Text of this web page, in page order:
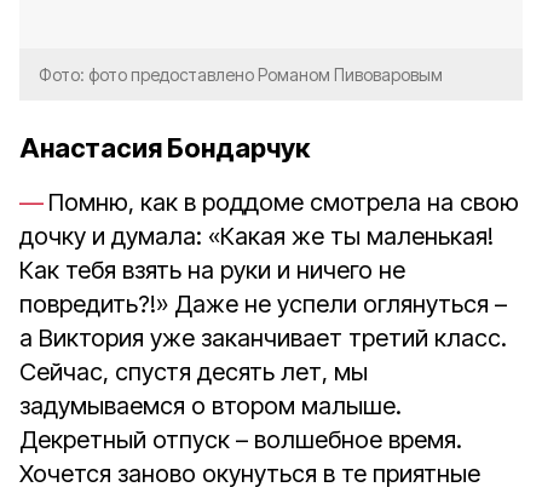
Фото: фото предоставлено Романом Пивоваровым
Анастасия Бондарчук
Помню, как в роддоме смотрела на свою
дочку и думала: «Какая же ты маленькая!
Как тебя взять на руки и ничего не
повредить?!» Даже не успели оглянуться –
а Виктория уже заканчивает третий класс.
Сейчас, спустя десять лет, мы
задумываемся о втором малыше.
Декретный отпуск – волшебное время.
Хочется заново окунуться в те приятные